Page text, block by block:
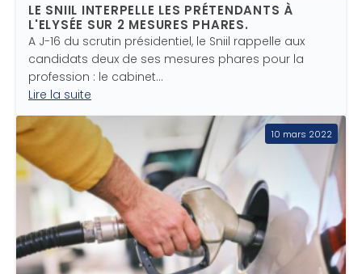
LE SNIIL INTERPELLE LES PRÉTENDANTS À
L'ELYSÉE SUR 2 MESURES PHARES.
A J-16 du scrutin présidentiel, le Sniil rappelle aux
candidats deux de ses mesures phares pour la
profession : le cabinet…
Lire la suite
10 mars 2022